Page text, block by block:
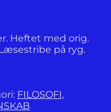
Heftet med orig.
på ryg.
FILOSOFI,